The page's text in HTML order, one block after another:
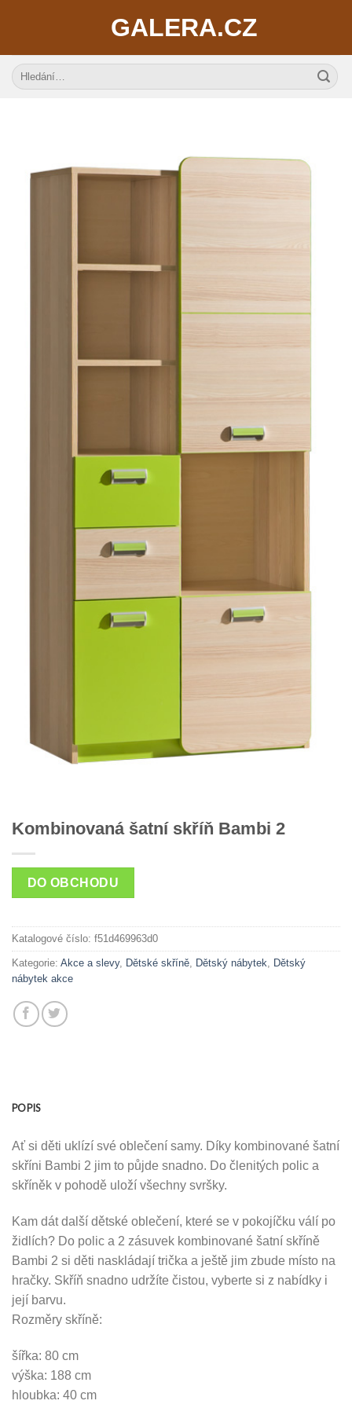
GALERA.CZ
Hledat:
Kombinovaná šatní skříň Bambi 2
DO OBCHODU
Katalogové číslo: f51d469963d0
Kategorie: Akce a slevy, Dětské skříně, Dětský nábytek, Dětský
nábytek akce
POPIS
Ať si děti uklízí své oblečení samy. Díky kombinované šatní
skříni Bambi 2 jim to půjde snadno. Do členitých polic a
skříněk v pohodě uloží všechny svršky.
Kam dát další dětské oblečení, které se v pokojíčku válí po
židlích? Do polic a 2 zásuvek kombinované šatní skříně
Bambi 2 si děti naskládají trička a ještě jim zbude místo na
hračky. Skříň snadno udržíte čistou, vyberte si z nabídky i
její barvu.
Rozměry skříně:
šířka: 80 cm
výška: 188 cm
hloubka: 40 cm